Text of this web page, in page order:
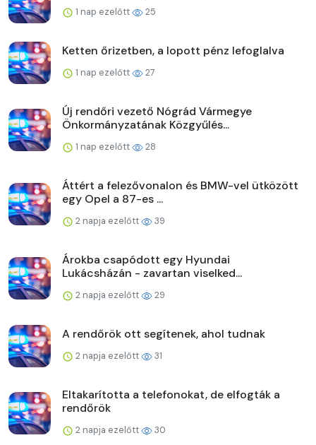
1 nap ezelőtt 25
Ketten őrizetben, a lopott pénz lefoglalva
1 nap ezelőtt 27
Új rendőri vezető Nógrád Vármegye
Önkormányzatának Közgyűlés...
1 nap ezelőtt 28
Áttért a felezővonalon és BMW-vel ütközött
egy Opel a 87-es ...
2 napja ezelőtt 39
Árokba csapódott egy Hyundai
Lukácsházán - zavartan viselked...
2 napja ezelőtt 29
A rendőrök ott segítenek, ahol tudnak
2 napja ezelőtt 31
Eltakarította a telefonokat, de elfogták a
rendőrök
2 napja ezelőtt 30